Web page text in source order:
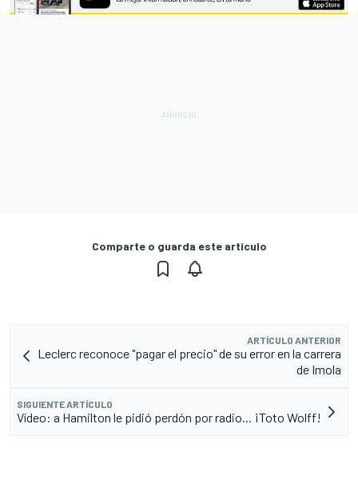
Comparte o guarda este artículo
ARTÍCULO ANTERIOR
Leclerc reconoce "pagar el precio" de su error en la carrera
de Imola
SIGUIENTE ARTÍCULO
Vídeo: a Hamilton le pidió perdón por radio... ¡Toto Wolff!